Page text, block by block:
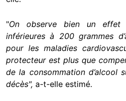
"On observe bien un effet
inférieures à 200 grammes
pour les maladies
protecteur est plus que
de la consommation d’alcool
décès", a-t-elle estimé.